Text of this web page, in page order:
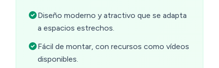
Diseño moderno y atractivo que se adapta
a espacios estrechos.
Fácil de montar, con recursos como vídeos
disponibles.